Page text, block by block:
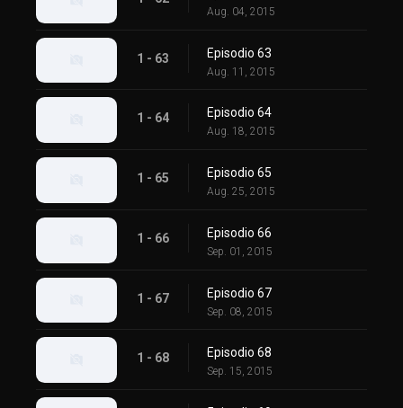
Aug. 04, 2015
1 - 63 Episodio 63
Aug. 11, 2015
1 - 64 Episodio 64
Aug. 18, 2015
1 - 65 Episodio 65
Aug. 25, 2015
1 - 66 Episodio 66
Sep. 01, 2015
1 - 67 Episodio 67
Sep. 08, 2015
1 - 68 Episodio 68
Sep. 15, 2015